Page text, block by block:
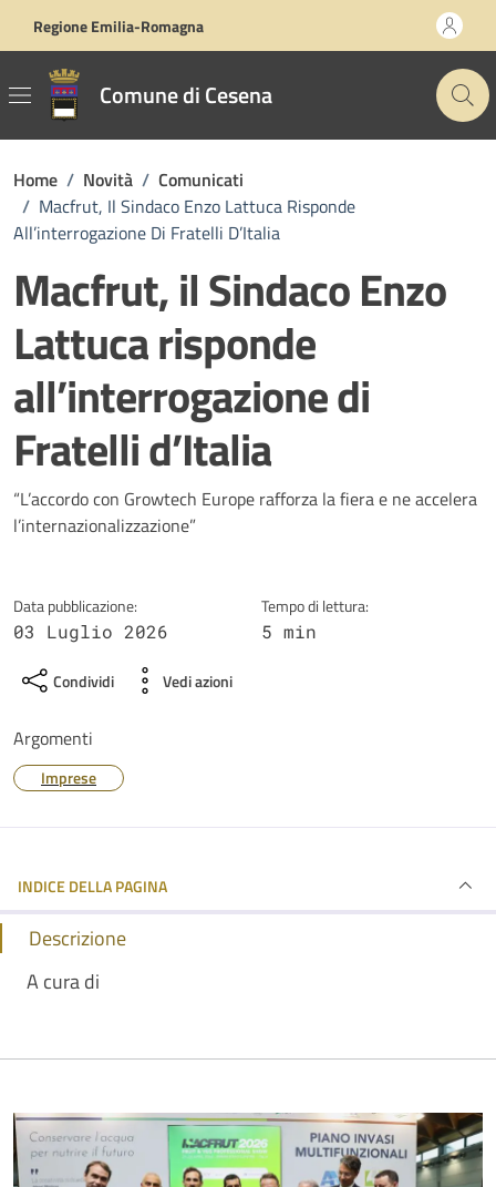
Regione Emilia-Romagna
Comune di Cesena
Home / Novità / Comunicati
/ Macfrut, Il Sindaco Enzo Lattuca Risponde
All’interrogazione Di Fratelli D’Italia
Macfrut, il Sindaco Enzo
Lattuca risponde
all’interrogazione di
Fratelli d’Italia
Dettagli della notizia
“L’accordo con Growtech Europe rafforza la fiera e ne accelera
l’internazionalizzazione”
Data pubblicazione:
03 Luglio 2026
Tempo di lettura:
5 min
Condividi Vedi azioni
Argomenti
Imprese
INDICE DELLA PAGINA
Descrizione
A cura di